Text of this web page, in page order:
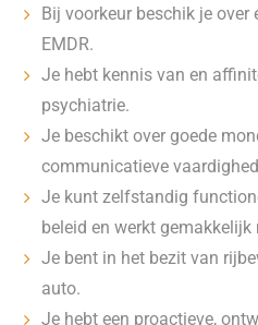
Bij voorkeur beschik je
EMDR.
Je hebt kennis van en
psychiatrie.
Je beschikt over goede
communicatieve
Je kunt zelfstandig
beleid en werkt
Je bent in het bezit van
auto.
Je hebt een proactieve,